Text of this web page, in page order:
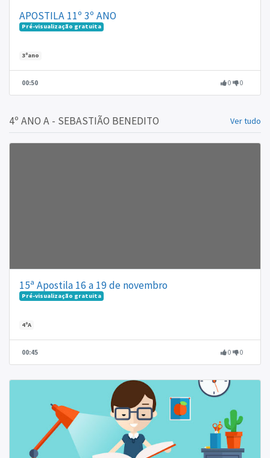
APOSTILA 11º 3º ANO
Pré-visualização gratuita
3ºano
00:50 0 0
4º ANO A - SEBASTIÃO BENEDITO Ver tudo
15ª Apostila 16 a 19 de novembro
Pré-visualização gratuita
4ºA
00:45 0 0